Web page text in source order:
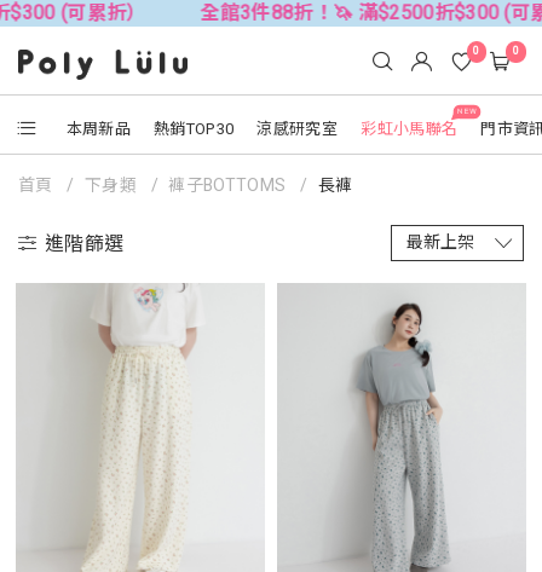
折） 全館3件88折！🦄 滿$2500折$300 (可累折）
本周新品 熱銷TOP30 涼感研究室
NEW
彩虹小馬聯名 門市資
0 0
首頁 下身類 褲子BOTTOMS 長褲
進階篩選